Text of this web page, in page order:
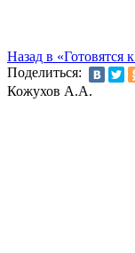
Назад в «Готовятся
Поделиться:
Кожухов А.А.